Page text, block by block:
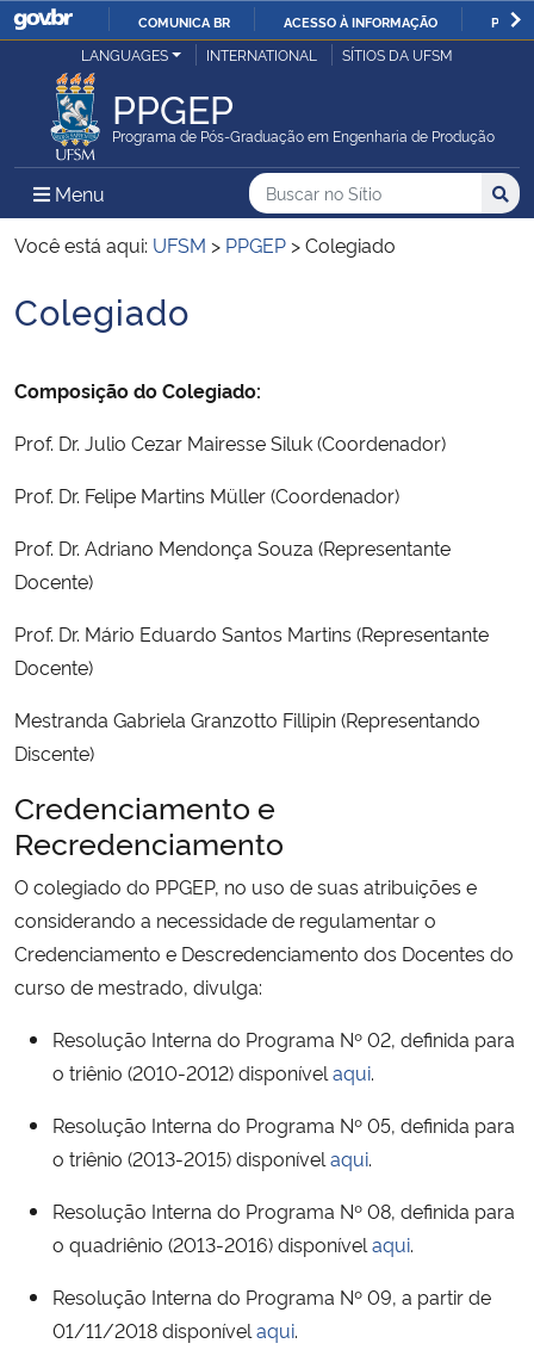
IR
COMUNICA BR ACESSO À INFORMAÇÃO
Ministério da Justiça e Segurança Pública
Ministério da Defesa
Ministério das Relações Exteriores
Ministério da Economia
Ministério da Educação
Ministério da Cidadania
Ministério de Minas e Energia
Ministério da Ciência, Tecnologia, Inovações e Comunicações
Ministério do Meio Ambiente
Ministério do Desenvolvimento Regional
Controladoria-Geral da União
Secretaria-Geral
Gabinete de Segurança Institucional
Advocacia-Geral da União
LANGUAGES INTERNATIONAL SÍTIOS DA UFSM
PPGEP
Programa de Pós-Graduação em Engenharia de Produção
Menu Menu Principal do Sítio
Busca
Buscar no no Sítio
Busca:
Você está aqui: UFSM > PPGEP >Colegiado
Início do conteúdo
Colegiado
Composição do Colegiado:
Prof. Dr. Julio Cezar Mairesse Siluk (Coordenador)
Prof. Dr. Felipe Martins Müller (Coordenador)
Prof. Dr. Adriano Mendonça Souza (Representante
Docente)
Prof. Dr. Mário Eduardo Santos Martins (Representante
Docente)
Mestranda Gabriela Granzotto Fillipin (Representando
Discente)
Credenciamento e
Recredenciamento
O colegiado do PPGEP, no uso de suas atribuições e
considerando a necessidade de regulamentar o
Credenciamento e Descredenciamento dos Docentes do
curso de mestrado, divulga:
Resolução Interna do Programa Nº 02, definida para
o triênio (2010-2012) disponível aqui.
Resolução Interna do Programa Nº 05, definida para
o triênio (2013-2015) disponível aqui.
Resolução Interna do Programa Nº 08, definida para
o quadriênio (2013-2016) disponível aqui.
Resolução Interna do Programa Nº 09, a partir de
01/11/2018 disponível aqui.